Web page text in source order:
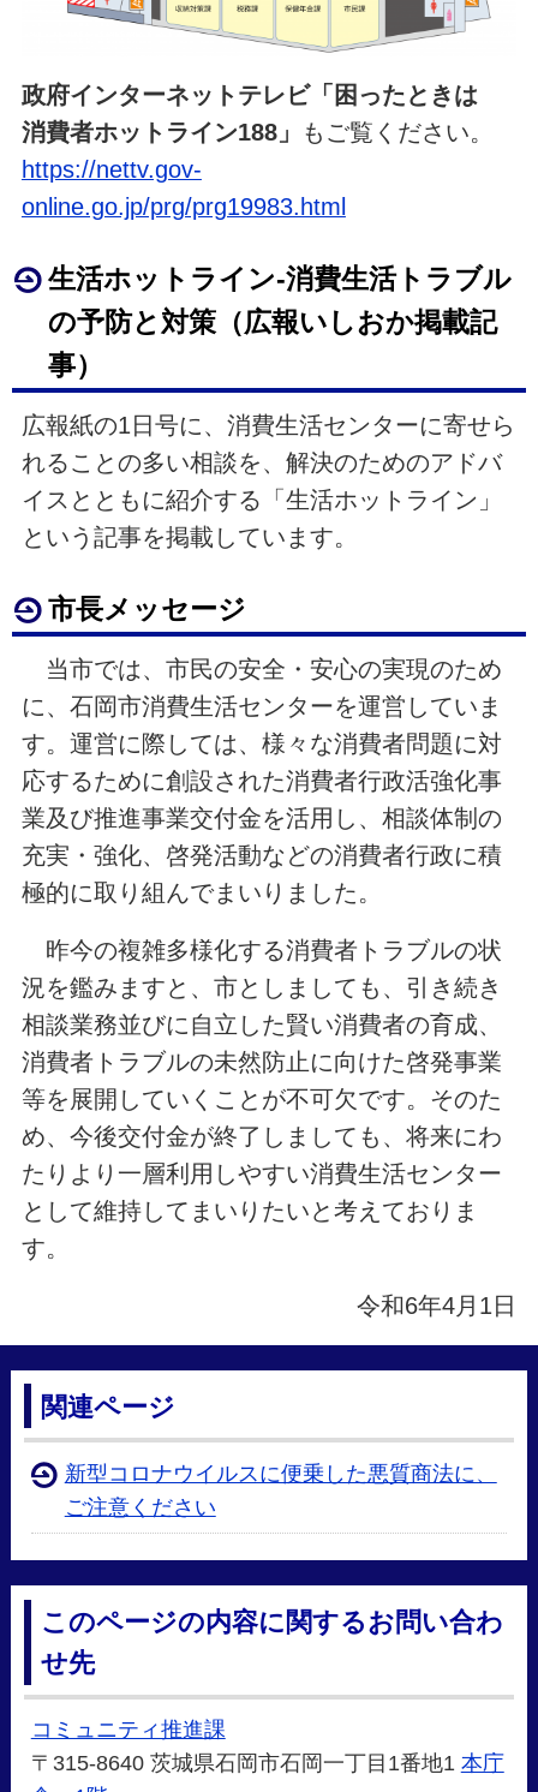
政府インターネットテレビ「困ったときは
消費者ホットライン188」
もご覧ください。
https://nettv.gov-
online.go.jp/prg/prg19983.html
生活ホットライン-消費生活トラブル
の予防と対策（広報いしおか掲載記
事）
広報紙の1日号に、消費生活センターに寄せら
れることの多い相談を、解決のためのアドバ
イスとともに紹介する「生活ホットライン」
という記事を掲載しています。
市長メッセージ
当市では、市民の安全・安心の実現のため
に、石岡市消費生活センターを運営していま
す。運営に際しては、様々な消費者問題に対
応するために創設された消費者行政活強化事
業及び推進事業交付金を活用し、相談体制の
充実・強化、啓発活動などの消費者行政に積
極的に取り組んでまいりました。
昨今の複雑多様化する消費者トラブルの状
況を鑑みますと、市としましても、引き続き
相談業務並びに自立した賢い消費者の育成、
消費者トラブルの未然防止に向けた啓発事業
等を展開していくことが不可欠です。そのた
め、今後交付金が終了しましても、将来にわ
たりより一層利用しやすい消費生活センター
として維持してまいりたいと考えておりま
す。
令和6年4月1日
関連ページ
新型コロナウイルスに便乗した悪質商法に、
ご注意ください
このページの内容に関するお問い合わ
せ先
コミュニティ推進課
〒315-8640 茨城県石岡市石岡一丁目1番地1 本庁